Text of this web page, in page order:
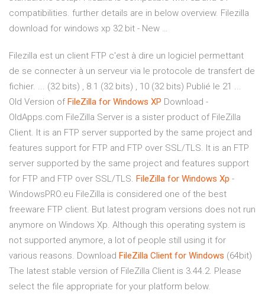
compatibilities. further details are in below overview. Filezilla
download for windows xp 32 bit - New …
Filezilla est un client FTP c'est à dire un logiciel permettant
de se connecter à un serveur via le protocole de transfert de
fichier. ... (32 bits) , 8.1 (32 bits) , 10 (32 bits) Publié le 21 ...
Old Version of FileZilla for Windows XP Download -
OldApps.com FileZilla Server is a sister product of FileZilla
Client. It is an FTP server supported by the same project and
features support for FTP and FTP over SSL/TLS. It is an FTP
server supported by the same project and features support
for FTP and FTP over SSL/TLS. FileZilla for Windows Xp -
WindowsPRO.eu FileZilla is considered one of the best
freeware FTP client. But latest program versions does not run
anymore on Windows Xp. Although this operating system is
not supported anymore, a lot of people still using it for
various reasons. Download FileZilla Client for Windows (64bit)
The latest stable version of FileZilla Client is 3.44.2. Please
select the file appropriate for your platform below.